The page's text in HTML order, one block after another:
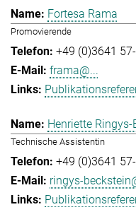
Fortesa Rama
Promovierende
+49 (0)3641
frama@...
Henriette Ringys-
Technische Assistentin
+49 (0)3641
ringys-